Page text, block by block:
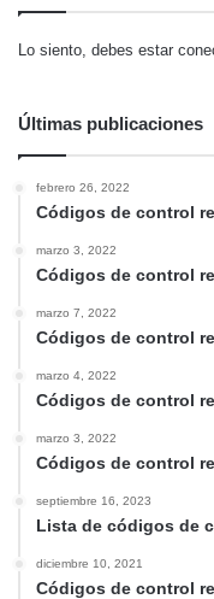
Lo siento, debes estar
Últimas publicaciones
febrero 26, 2022
Códigos de control
marzo 3, 2022
Códigos de control
marzo 7, 2022
Códigos de control
marzo 4, 2022
Códigos de control
marzo 3, 2022
Códigos de control
septiembre 16, 2023
Lista de códigos de
diciembre 10, 2021
Códigos de control